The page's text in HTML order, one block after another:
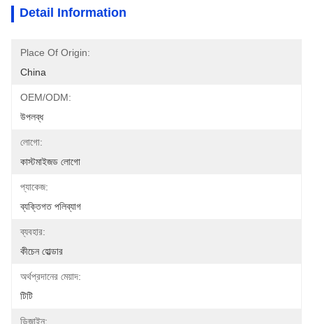
Detail Information
Place Of Origin:
China
OEM/ODM:
উপলব্ধ
লোগো:
কাস্টমাইজড লোগো
প্যাকেজ:
ব্যক্তিগত পলিব্যাগ
ব্যবহার:
কীচেন হোল্ডার
অর্থপ্রদানের মেয়াদ:
টিটি
ডিজাইন: